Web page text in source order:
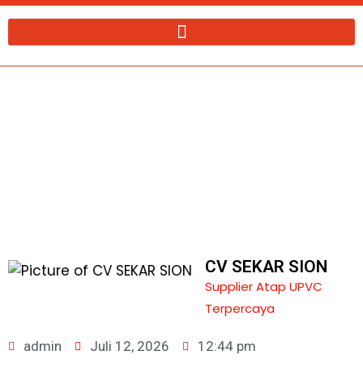
Lewati
CV SEKAR SION
Supplier Atap UPVC
Terpercaya
admin Juli 12, 2026 12:44 pm